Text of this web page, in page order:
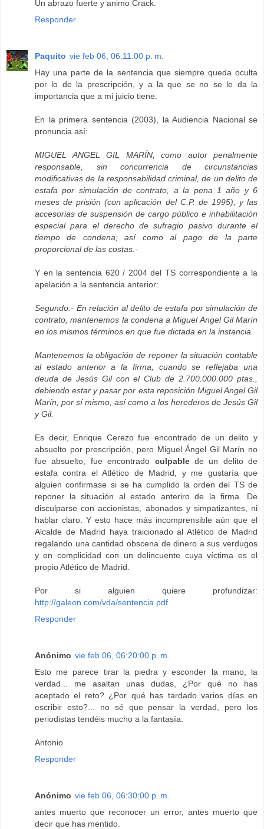
Un abrazo fuerte y animo Crack.
Responder
Paquito vie feb 06, 06:11:00 p. m.
Hay una parte de la sentencia que siempre queda oculta
por lo de la prescripción, y a la que se no se le da la
importancia que a mi juicio tiene.
En la primera sentencia (2003), la Audiencia Nacional se
pronuncia así:
MIGUEL ANGEL GIL MARÍN, como autor penalmente
responsable, sin concurrencia de circunstancias
modificativas de la responsabilidad criminal, de un delito de
estafa por simulación de contrato, a la pena 1 año y 6
meses de prisión (con aplicación del C.P. de 1995), y las
accesorias de suspensión de cargo público e inhabilitación
especial para el derecho de sufragio pasivo durante el
tiempo de condena; así como al pago de la parte
proporcional de las costas.-
Y en la sentencia 620 / 2004 del TS correspondiente a la
apelación a la sentencia anterior:
Segundo.- En relación al delito de estafa por simulación de
contrato, mantenemos la condena a Miguel Angel Gil Marín
en los mismos términos en que fue dictada en la instancia.
Mantenemos la obligación de reponer la situación contable
al estado anterior a la firma, cuando se reflejaba una
deuda de Jesús Gil con el Club de 2.700.000.000 ptas.,
debiendo estar y pasar por esta reposición Miguel Angel Gil
Marín, por sí mismo, así como a los herederos de Jesús Gil
y Gil.
Es decir, Enrique Cerezo fue encontrado de un delito y
absuelto por prescripción, pero Miguel Ángel Gil Marín no
fue absuelto, fue encontrado culpablede un delito de
estafa contra el Atlético de Madrid, y me gustaría que
alguien confirmase si se ha cumplido la orden del TS de
reponer la situación al estado anteriro de la firma. De
disculparse con accionistas, abonados y simpatizantes, ni
hablar claro. Y esto hace más incomprensible aún que el
Alcalde de Madrid haya traicionado al Atlético de Madrid
regalando una cantidad obscena de dinero a sus verdugos
y en complicidad con un delincuente cuya víctima es el
propio Atlético de Madrid.
Por si alguien quiere profundizar:
http://galeon.com/vda/sentencia.pdf
Responder
Anónimo vie feb 06, 06:20:00 p. m.
Esto me parece tirar la piedra y esconder la mano, la
verdad... me asaltan unas dudas, ¿Por qué no has
aceptado el reto? ¿Por qué has tardado varios días en
escribir esto?... no sé que pensar la verdad, pero los
periodistas tendéis mucho a la fantasía.
Antonio
Responder
Anónimo vie feb 06, 06:30:00 p. m.
antes muerto que reconocer un error, antes muerto que
decir que has mentido.